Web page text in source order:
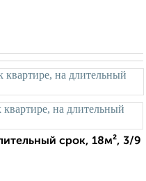
срок, 18м², 3/9